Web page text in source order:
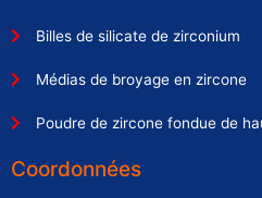
Billes de silicate de zirconium
Médias de broyage en zircone
Poudre de zircone fondue de
Coordonnées